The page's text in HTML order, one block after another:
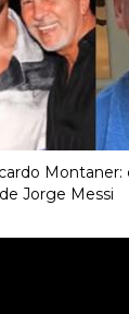
Montaner:
Jorge Messi